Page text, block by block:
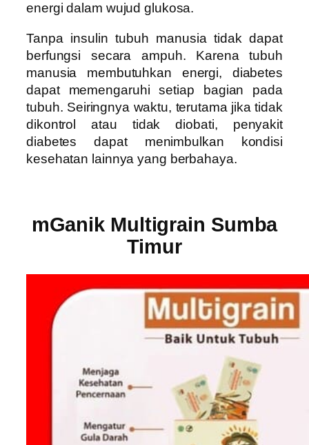
energi dalam wujud glukosa.
Tanpa insulin tubuh manusia tidak dapat
berfungsi secara ampuh. Karena tubuh
manusia membutuhkan energi, diabetes
dapat memengaruhi setiap bagian pada
tubuh. Seiringnya waktu, terutama jika tidak
dikontrol atau tidak diobati, penyakit
diabetes dapat menimbulkan kondisi
kesehatan lainnya yang berbahaya.
mGanik Multigrain Sumba
Timur